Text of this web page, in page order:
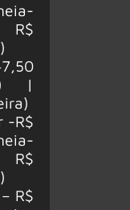
|
-R$
R$